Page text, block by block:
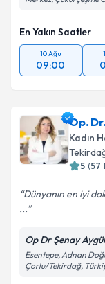
En Yakın Saatler
10 Ağu
09:00
Op.
Kadın
5 (57
Dünyanın en iyi
...
Op Dr Şenay
Esentepe, Adnan
Çorlu/Tekirdağ,